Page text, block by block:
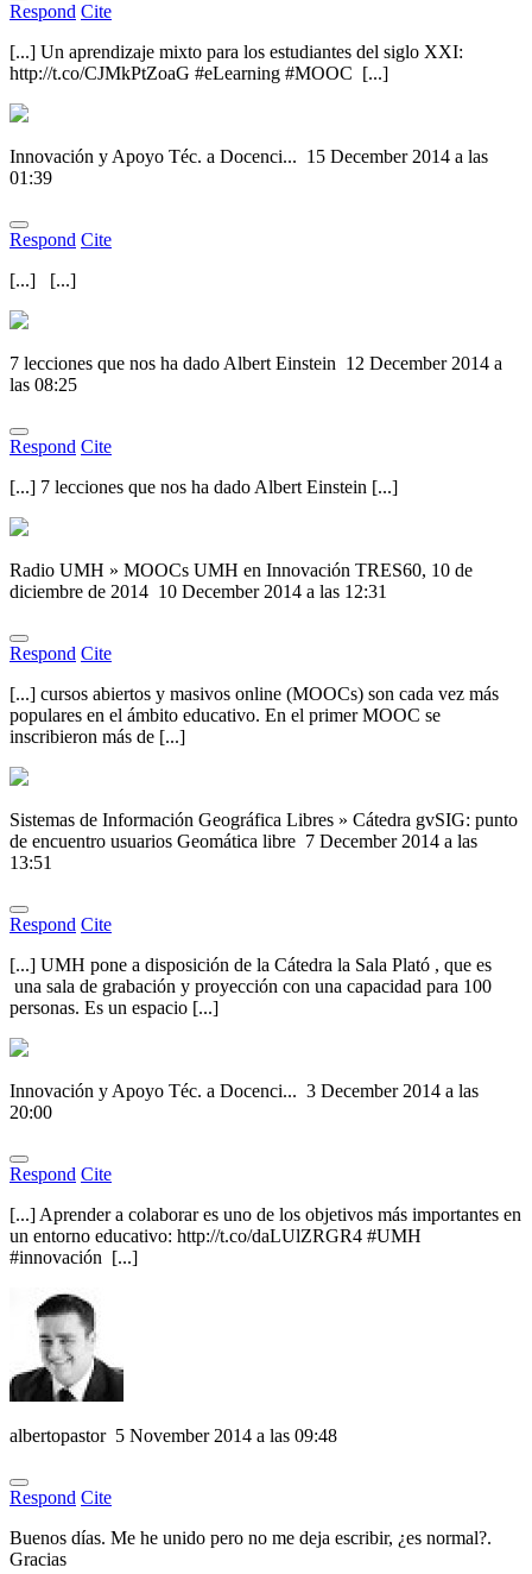
Respond Cite
[...] Un aprendizaje mixto para los estudiantes del siglo XXI:
http://t.co/CJMkPtZoaG #eLearning #MOOC [...]
Innovación y Apoyo Téc. a Docenci... 15 December 2014 a las
01:39
Respond Cite
[...] [...]
7 lecciones que nos ha dado Albert Einstein 12 December 2014 a
las 08:25
Respond Cite
[...] 7 lecciones que nos ha dado Albert Einstein [...]
Radio UMH » MOOCs UMH en Innovación TRES60, 10 de
diciembre de 2014 10 December 2014 a las 12:31
Respond Cite
[...] cursos abiertos y masivos online (MOOCs) son cada vez más
populares en el ámbito educativo. En el primer MOOC se
inscribieron más de [...]
Sistemas de Información Geográfica Libres » Cátedra gvSIG: punto
de encuentro usuarios Geomática libre 7 December 2014 a las
13:51
Respond Cite
[...] UMH pone a disposición de la Cátedra la Sala Plató , que es
una sala de grabación y proyección con una capacidad para 100
personas. Es un espacio [...]
Innovación y Apoyo Téc. a Docenci... 3 December 2014 a las
20:00
Respond Cite
[...] Aprender a colaborar es uno de los objetivos más importantes en
un entorno educativo: http://t.co/daLUlZRGR4 #UMH
#innovación [...]
albertopastor 5 November 2014 a las 09:48
Respond Cite
Buenos días. Me he unido pero no me deja escribir, ¿es normal?.
Gracias